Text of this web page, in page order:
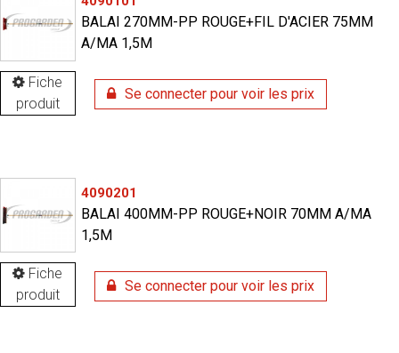
Fiche
produit
BALAI 270MM-PP ROUGE+FIL D'ACIER 75MM
A/MA 1,5M
Se connecter pour voir les prix
Fiche
produit
4090201
BALAI 400MM-PP ROUGE+NOIR 70MM A/MA
1,5M
Se connecter pour voir les prix